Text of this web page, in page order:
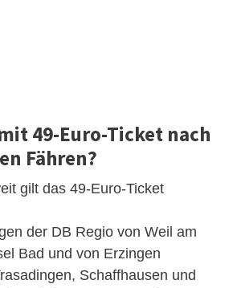
49-Euro-Ticket nach
Fähren?
gilt das 49-Euro-Ticket
der DB Regio von Weil am
Bad und von Erzingen
Schaffhausen und